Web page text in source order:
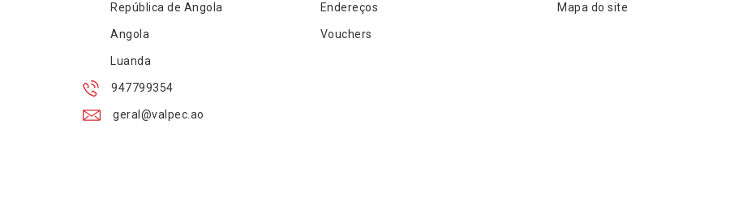
República de Angola
Angola
Luanda
947799354
geral@valpec.ao
Endereços
Vouchers
Mapa do site